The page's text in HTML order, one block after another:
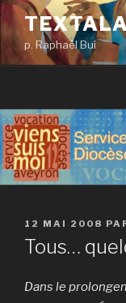
Aller
au
contenu
principal
p. Raphaël Bui
PUBLIÉ
LE
12 MAI 2008
Tous…
Dans le